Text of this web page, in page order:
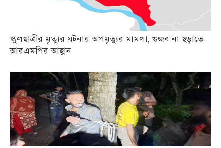
স্কুলছাত্রীর মৃত্যুর ঘটনায় অপমৃত্যুর মামলা, গুজব না ছড়াতে
আরএমপির আহ্বান